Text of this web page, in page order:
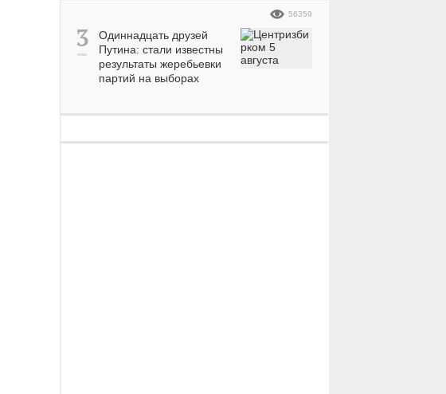
Одиннадцать друзей
Путина: стали известны
результаты жеребьевки
партий на выборах
56359